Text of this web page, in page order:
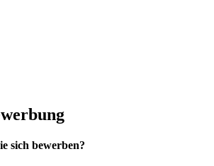
sich bewerben?